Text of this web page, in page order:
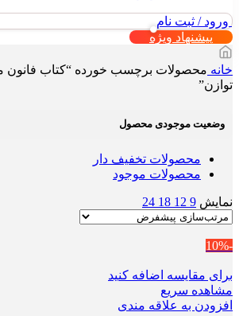
ورود / ثبت نام
پیشنهاد ویژه
خانه محصولات برچسب خورده “کتاب فانون
توازن”
وضعیت موجودی محصول
محصولات تخفیف دار
محصولات موجود
نمایش 9
12
18
24
-10%
برای مقایسه اضافه کنید
مشاهده سریع
افزودن به علاقه مندی